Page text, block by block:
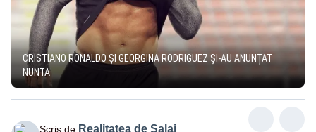
CRISTIANO RONALDO ȘI GEORGINA RODRIGUEZ ȘI-AU ANUNȚAT
NUNTA
Scris de Realitatea de Salaj